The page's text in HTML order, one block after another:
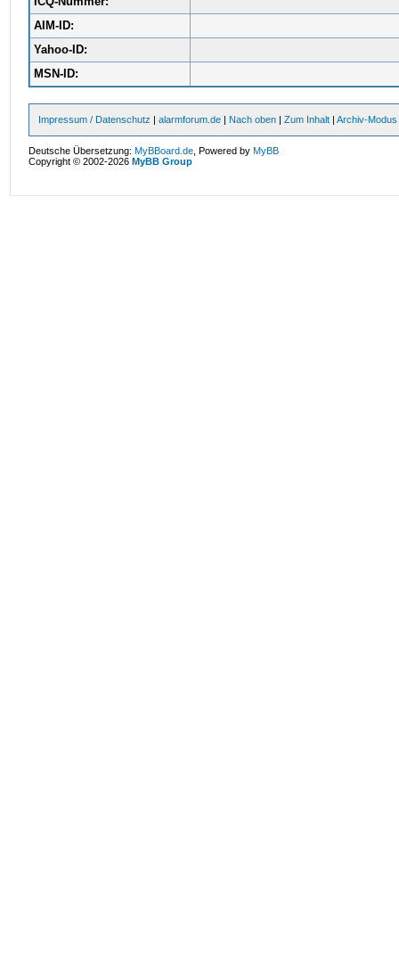
AIM-ID:
Yahoo-ID:
MSN-ID:
Impressum / Datenschutz |alarmforum.de | Nach oben |Zum Inhalt |Archiv-Modus
Deutsche Übersetzung:MyBBoard.de , Powered byMyBB
Copyright © 2002-2026MyBB Group